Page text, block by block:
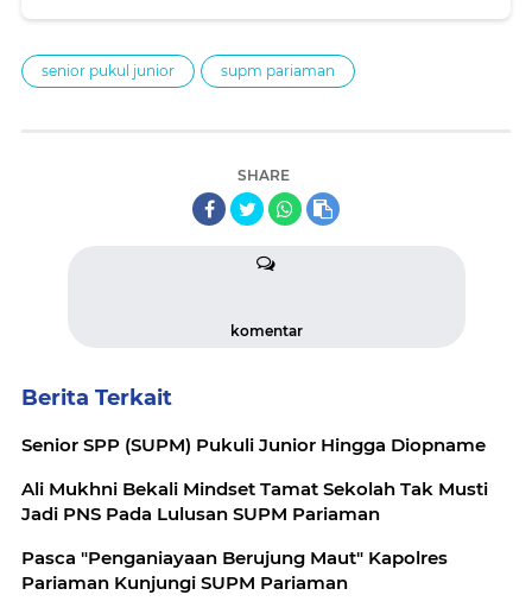
senior pukul junior supm pariaman
SHARE
komentar
Berita Terkait
Senior SPP (SUPM) Pukuli Junior Hingga Diopname
Ali Mukhni Bekali Mindset Tamat Sekolah Tak Musti
Jadi PNS Pada Lulusan SUPM Pariaman
Pasca "Penganiayaan Berujung Maut" Kapolres
Pariaman Kunjungi SUPM Pariaman